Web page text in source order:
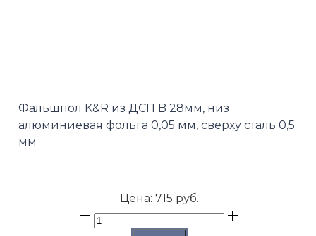
Фальшпол K&R из ДСП B 28мм, низ
алюминиевая фольга 0,05 мм, сверху сталь 0,5
мм
Цена: 715 руб.